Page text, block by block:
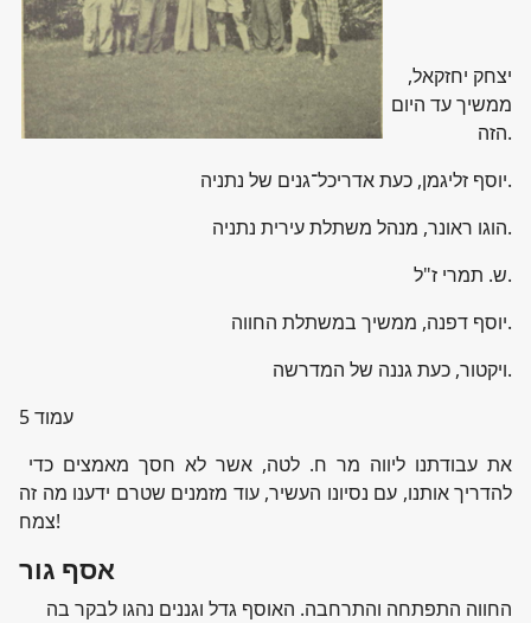
יצחק יחזקאל,
ממשיך עד היום
הזה.
יוסף זליגמן, כעת אדריכל־גנים של נתניה.
הוגו ראונר, מנהל משתלת עירית נתניה.
ש. תמרי ז"ל.
יוסף דפנה, ממשיך במשתלת החווה.
ויקטור, כעת גננה של המדרשה.
עמוד 5
להדריך אותנו, עם נסיונו העשיר, עוד מזמנים שטרם ידענו מה זה
צמח!
אסף גור
החווה התפתחה והתרחבה. האוסף גדל וגננים נהגו לבקר בה